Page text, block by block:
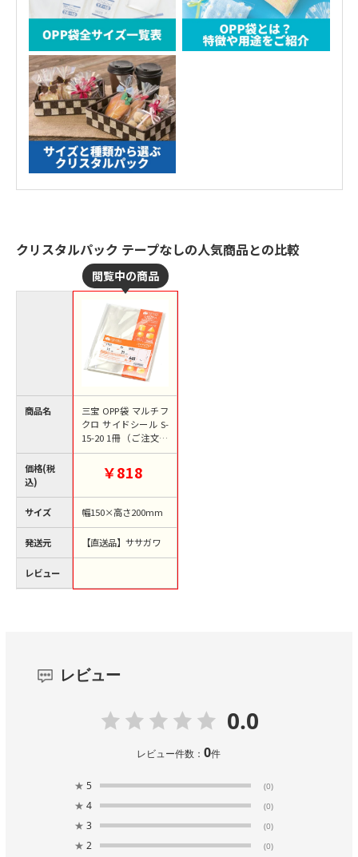
クリスタルパック テープなしの人気商品との比較
商品名
価格(税
込)
サイズ
発送元
レビュー
三宝 OPP袋 マルチフ
クロ サイドシール S-
15-20 1冊（ご注文単
位1冊）【直送品】
￥818
幅150×高さ200mm
【直送品】ササガワ
レビュー
0.0
レビュー件数：0件
★ 5 (0)
★ 4 (0)
★ 3 (0)
★ 2 (0)